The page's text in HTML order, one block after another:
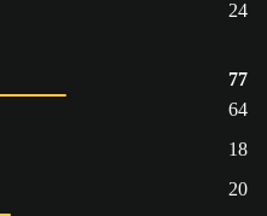
24
77
64
18
20